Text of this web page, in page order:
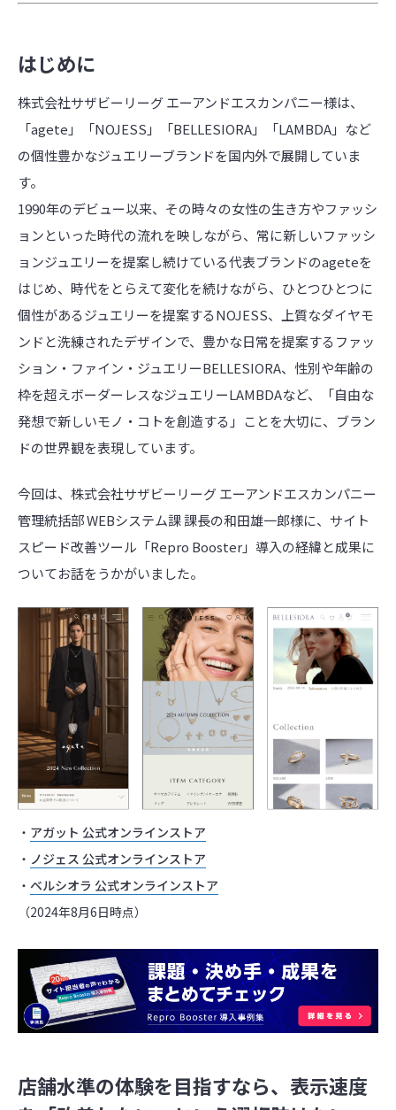
はじめに
株式会社サザビーリーグ エーアンドエスカンパニー様は、
「agete」「NOJESS」「BELLESIORA」「LAMBDA」など
の個性豊かなジュエリーブランドを国内外で展開していま
す。
1990年のデビュー以来、その時々の女性の生き方やファッシ
ョンといった時代の流れを映しながら、常に新しいファッシ
ョンジュエリーを提案し続けている代表ブランドのageteを
はじめ、時代をとらえて変化を続けながら、ひとつひとつに
個性があるジュエリーを提案するNOJESS、上質なダイヤモ
ンドと洗練されたデザインで、豊かな日常を提案するファッ
ション・ファイン・ジュエリーBELLESIORA、性別や年齢の
枠を超えボーダーレスなジュエリーLAMBDAなど、「自由な
発想で新しいモノ・コトを創造する」ことを大切に、ブラン
ドの世界観を表現しています。
今回は、株式会社サザビーリーグ エーアンドエスカンパニー
管理統括部 WEBシステム課 課長の和田雄一郎様に、サイト
スピード改善ツール「Repro Booster」導入の経緯と成果に
ついてお話をうかがいました。
・ アガット 公式オンラインストア
・ ノジェス 公式オンラインストア
・ ベルシオラ 公式オンラインストア
（2024年8月6日時点）
店舗水準の体験を目指すなら、表示速度